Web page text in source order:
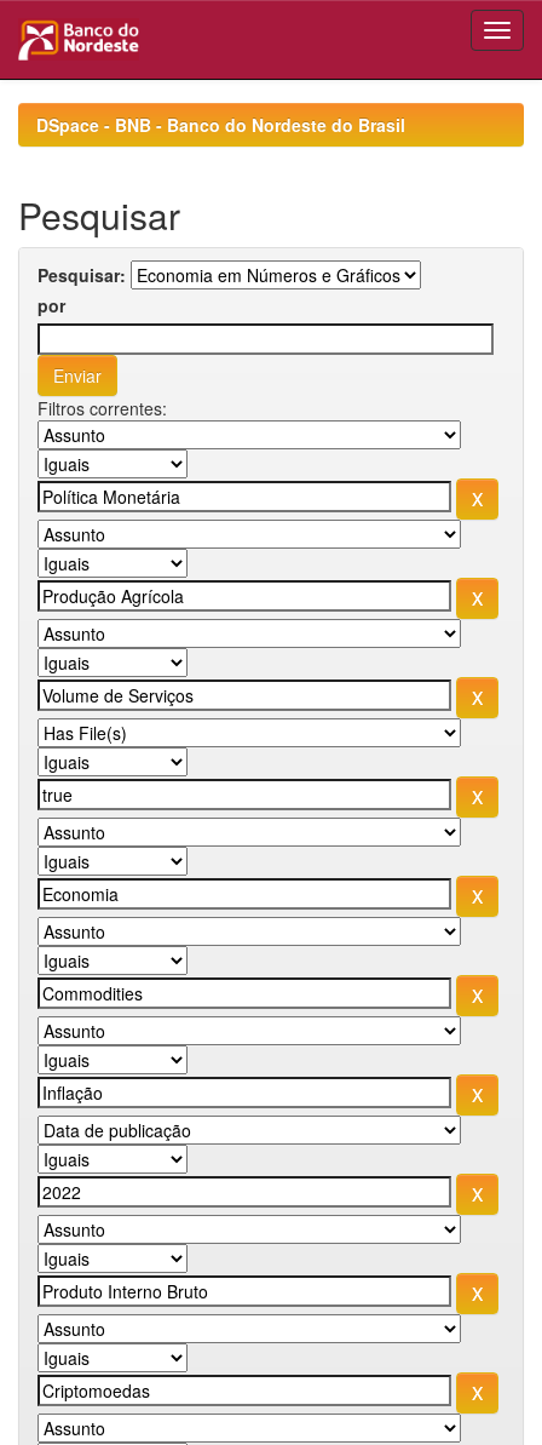
navigationDSpace - BNB - Banco do Nordeste do Brasil
Pesquisar
Pesquisar:
por
Filtros correntes: